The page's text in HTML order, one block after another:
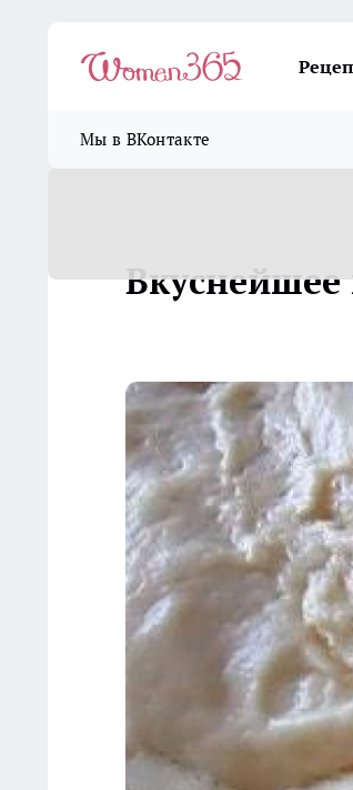
Мы в ВКонтакте
Вкуснейшее